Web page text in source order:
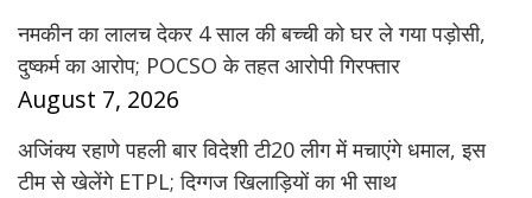
नमकीन का लालच देकर 4 साल की बच्ची को घर ले गया पड़ोसी,
दुष्कर्म का आरोप; POCSO के तहत आरोपी गिरफ्तार
August 7, 2026
अजिंक्य रहाणे पहली बार विदेशी टी20 लीग में मचाएंगे धमाल, इस
टीम से खेलेंगे ETPL; दिग्गज खिलाड़ियों का भी साथ